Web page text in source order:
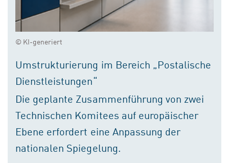
© KI-generiert
Umstrukturierung im Bereich „Postalische
Dienstleistungen“
Die geplante Zusammenführung von zwei
Technischen Komitees auf europäischer
Ebene erfordert eine Anpassung der
nationalen Spiegelung.